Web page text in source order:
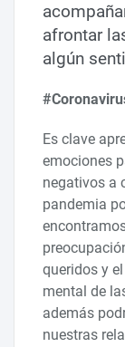
afrontar
algún
Es clave
emociones
negativos a
pandemia
queridos y
mental de
además
nuestras